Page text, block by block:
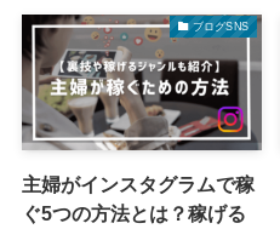
ブログSNS
主婦がインスタグラムで稼
ぐ5つの方法とは？稼げる